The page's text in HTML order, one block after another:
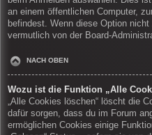
an einem öffentlichen Computer,
befindest. Wenn diese Option
vermutlich von der Board-
NACH OBEN
Wozu ist die Funktion „Alle
„Alle Cookies löschen“ löscht die
dafür sorgen, dass du im Forum
ermöglichen Cookies einige